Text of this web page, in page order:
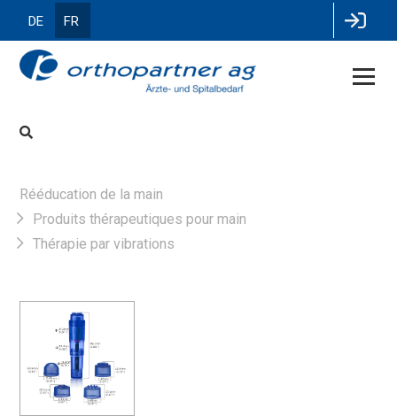
DE FR
Rééducation de la main
Produits thérapeutiques pour main
Thérapie par vibrations